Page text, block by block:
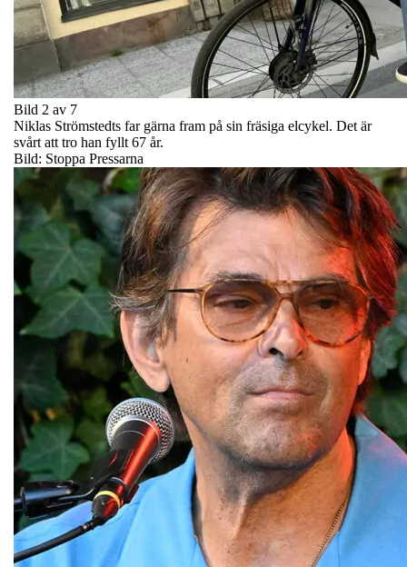
Bild 2 av 7
Niklas Strömstedts far gärna fram på sin fräsiga elcykel. Det är
svårt att tro han fyllt 67 år.
Bild: Stoppa Pressarna